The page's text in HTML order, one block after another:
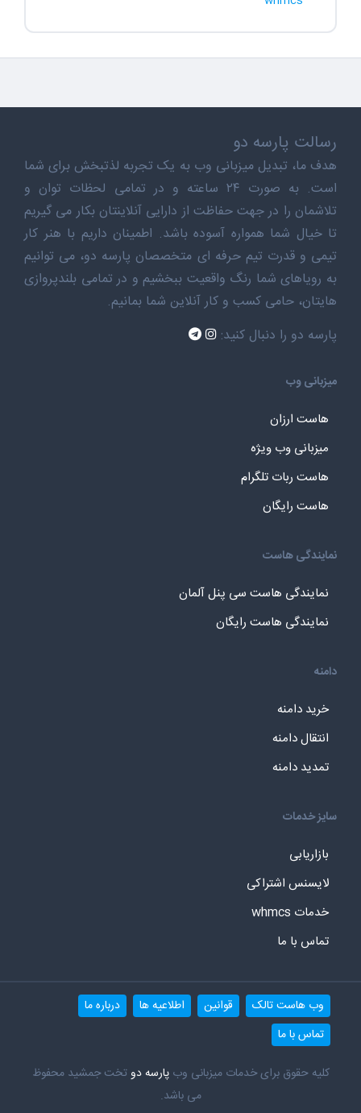
رسالت پارسه دو
هدف ما، تبدیل میزبانی وب به یک تجربه لذتبخش برای شما
است. به صورت ۲۴ ساعته و در تمامی لحظات توان و
تلاشمان را در جهت حفاظت از دارایی آنلاینتان بکار می گیریم
تا خیال شما همواره آسوده باشد. اطمینان داریم با هنر کار
تیمی و قدرت تیم حرفه ای متخصصان پارسه دو، می توانیم
به رویاهای شما رنگ واقعیت ببخشیم و در تمامی بلندپروازی
هایتان، حامی کسب و کار آنلاین شما بمانیم.
پارسه دو را دنبال کنید:
میزبانی وب
هاست ارزان
میزبانی وب ویژه
هاست ربات تلگرام
هاست رایگان
نمایندگی هاست
نمایندگی هاست سی پنل آلمان
نمایندگی هاست رایگان
دامنه
خرید دامنه
انتقال دامنه
تمدید دامنه
سایز خدمات
بازاریابی
لایسنس اشتراکی
خدمات whmcs
تماس با ما
وب هاست تالک قوانین اطلاعیه ها
درباره ما
تماس با ما
کلیه حقوق برای خدمات میزبانی وبپارسه دوتخت جمشید محفوظ
می باشد.